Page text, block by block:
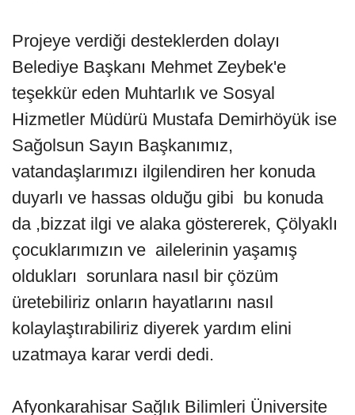
Projeye verdiği desteklerden dolayı
Belediye Başkanı Mehmet Zeybek'e
teşekkür eden Muhtarlık ve Sosyal
Hizmetler Müdürü Mustafa Demirhöyük ise
Sağolsun Sayın Başkanımız,
vatandaşlarımızı ilgilendiren her konuda
duyarlı ve hassas olduğu gibi bu konuda
da ,bizzat ilgi ve alaka göstererek, Çölyaklı
çocuklarımızın ve ailelerinin yaşamış
oldukları sorunlara nasıl bir çözüm
üretebiliriz onların hayatlarını nasıl
kolaylaştırabiliriz diyerek yardım elini
uzatmaya karar verdi dedi.
Afyonkarahisar Sağlık Bilimleri Üniversite